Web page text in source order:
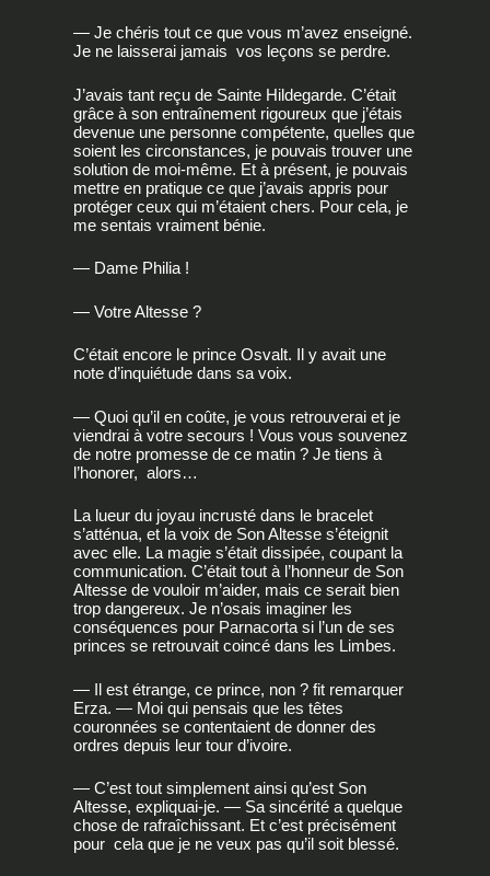
— Je chéris tout ce que vous m’avez enseigné.
Je ne laisserai jamais vos leçons se perdre.
J’avais tant reçu de Sainte Hildegarde. C’était
grâce à son entraînement rigoureux que j’étais
devenue une personne compétente, quelles que
soient les circonstances, je pouvais trouver une
solution de moi-même. Et à présent, je pouvais
mettre en pratique ce que j’avais appris pour
protéger ceux qui m’étaient chers. Pour cela, je
me sentais vraiment bénie.
— Dame Philia !
— Votre Altesse ?
C’était encore le prince Osvalt. Il y avait une
note d’inquiétude dans sa voix.
— Quoi qu’il en coûte, je vous retrouverai et je
viendrai à votre secours ! Vous vous souvenez
de notre promesse de ce matin ? Je tiens à
l’honorer, alors…
La lueur du joyau incrusté dans le bracelet
s’atténua, et la voix de Son Altesse s’éteignit
avec elle. La magie s’était dissipée, coupant la
communication. C’était tout à l’honneur de Son
Altesse de vouloir m’aider, mais ce serait bien
trop dangereux. Je n’osais imaginer les
conséquences pour Parnacorta si l’un de ses
princes se retrouvait coincé dans les Limbes.
— Il est étrange, ce prince, non ? fit remarquer
Erza. — Moi qui pensais que les têtes
couronnées se contentaient de donner des
ordres depuis leur tour d’ivoire.
— C’est tout simplement ainsi qu’est Son
Altesse, expliquai-je. — Sa sincérité a quelque
chose de rafraîchissant. Et c’est précisément
pour cela que je ne veux pas qu’il soit blessé.